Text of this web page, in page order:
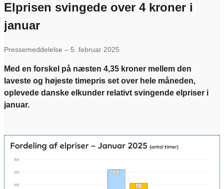
Elprisen svingede over 4 kroner i
januar
Pressemeddelelse – 5. februar 2025
Med en forskel på næsten 4,35 kroner mellem den
laveste og højeste timepris set over hele måneden,
oplevede danske elkunder relativt svingende elpriser i
januar.